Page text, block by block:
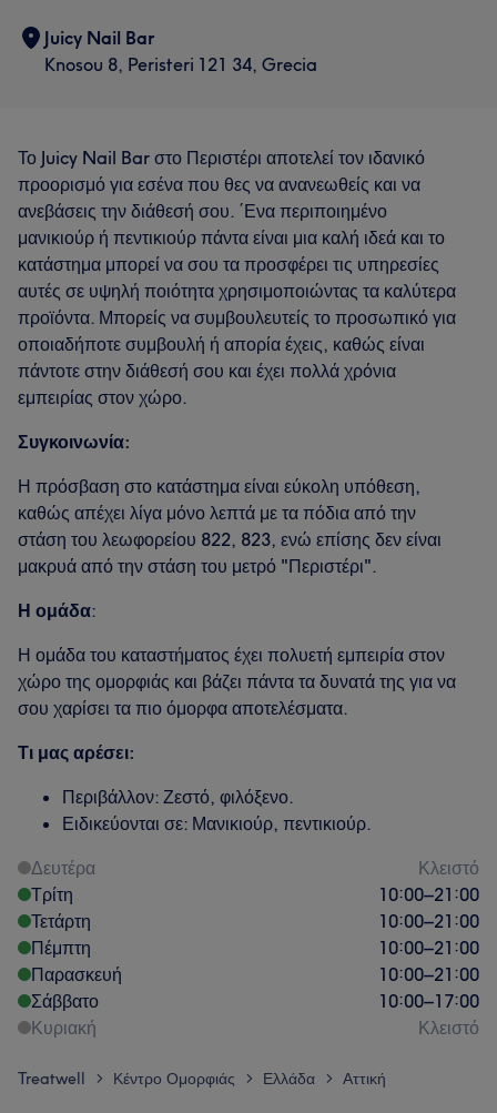
Juicy Nail Bar
Knosou 8, Peristeri 121 34, Grecia
Το Juicy Nail Bar στο Περιστέρι αποτελεί τον ιδανικό
προορισμό για εσένα που θες να ανανεωθείς και να
ανεβάσεις την διάθεσή σου. ΄Ενα περιποιημένο
μανικιούρ ή πεντικιούρ πάντα είναι μια καλή ιδεά και το
κατάστημα μπορεί να σου τα προσφέρει τις υπηρεσίες
αυτές σε υψηλή ποιότητα χρησιμοποιώντας τα καλύτερα
προϊόντα. Μπορείς να συμβουλευτείς το προσωπικό για
οποιαδήποτε συμβουλή ή απορία έχεις, καθώς είναι
πάντοτε στην διάθεσή σου και έχει πολλά χρόνια
εμπειρίας στον χώρο.
Συγκοινωνία:
Η πρόσβαση στο κατάστημα είναι εύκολη υπόθεση,
καθώς απέχει λίγα μόνο λεπτά με τα πόδια από την
στάση του λεωφορείου 822, 823, ενώ επίσης δεν είναι
μακρυά από την στάση του μετρό "Περιστέρι".
Η ομάδα:
Η ομάδα του καταστήματος έχει πολυετή εμπειρία στον
χώρο της ομορφιάς και βάζει πάντα τα δυνατά της για να
σου χαρίσει τα πιο όμορφα αποτελέσματα.
Τι μας αρέσει:
Περιβάλλον: Ζεστό, φιλόξενο.
Ειδικεύονται σε: Μανικιούρ, πεντικιούρ.
Δευτέρα
Κλειστό
Τρίτη
10:00–21:00
Τετάρτη
10:00–21:00
Πέμπτη
10:00–21:00
Παρασκευή
10:00–21:00
Σάββατο
10:00–17:00
Κυριακή
Κλειστό
Treatwell > Κέντρο Ομορφιάς > Ελλάδα > Αττική